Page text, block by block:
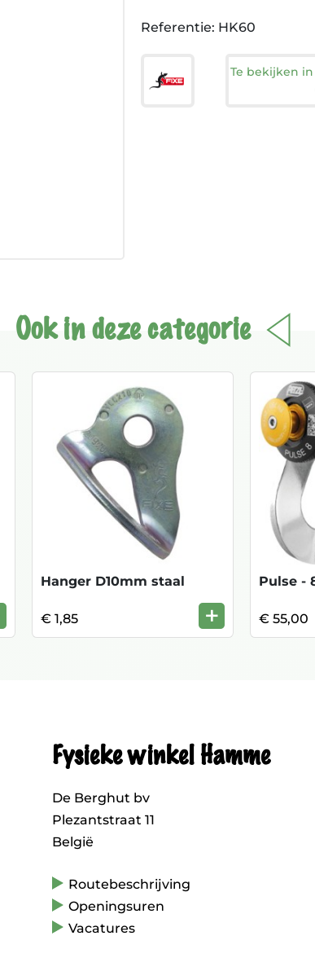
Referentie: HK60
Te bekijken
Ook in deze categorie
Hanger D10mm staal
€ 1,85 +
Pulse -
€ 55,00
Fysieke winkel Hamme
De Berghut bv
Plezantstraat 11
België
Routebeschrijving
Openingsuren
Vacatures